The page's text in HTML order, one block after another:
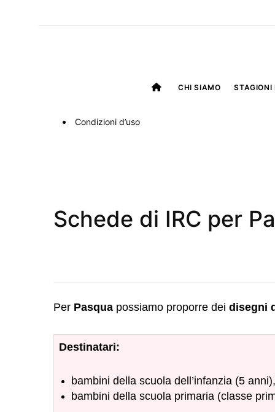
CHI SIAMO STAGIONI
Condizioni d’uso
Schede di IRC per
Per Pasqua possiamo proporre dei disegni
Destinatari:
bambini della scuola dell’infanzia (5
bambini della scuola primaria (classe